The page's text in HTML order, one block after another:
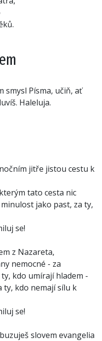
smysl Písma, učiň, ať
Haleluja.
jitře jistou cestu k
tato cesta nic
jako past, za ty,
se!
z Nazareta,
nemocné - za
kdo umírají hladem -
ty, kdo nemají sílu k
se!
slovem evangelia